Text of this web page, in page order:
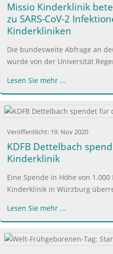
Missio Kinderklinik
zu SARS-CoV-2
Kinderkliniken
Die bundesweite Abfrage an
wurde von der Universität
Lesen Sie mehr ...
Veröffentlicht: 19. Nov 2020
KDFB Dettelbach
Kinderklinik
Eine Spende in Höhe von
Kinderklinik in Würzburg
Lesen Sie mehr ...